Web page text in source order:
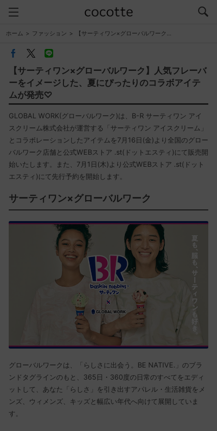
ホーム ファッション 【サーティワン×グローバルワーク…
【サーティワン×グローバルワーク】人気フレーバ
ーをイメージした、夏にぴったりのコラボアイテ
ムが発売♡
GLOBAL WORK(グローバルワーク)は、B-R サーティワン アイ
スクリーム株式会社が運営する「サーティワン アイスクリーム」
とコラボレーションしたアイテムを7月16日(金)より全国のグロー
バルワーク店舗と公式WEBストア .st(ドットエスティ)にて販売開
始いたします。また、7月1日(木)より公式WEBストア .st(ドット
エスティ)にて先行予約を開始します。
サーティワン×グローバルワーク
グローバルワークは、「らしさに出会う。BE NATIVE.」のブラ
ンドタグラインのもと、365日・360度の日常のすべてをエディ
ットして、あなた「らしさ」を引き出すアパレル・生活雑貨をメ
ンズ、ウィメンズ、キッズと幅広い年代へ向けて展開していま
す。